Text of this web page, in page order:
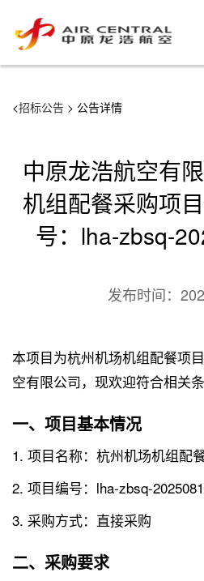
用户案例
联系我们
<招标公告 > 公告详情
中原龙浩航空有
机组配餐采购项
号：lha-zbsq-
发布时间：
本项目为杭州机场机组配餐项
空有限公司，现欢迎符合相关
一、项目基本情况
1. 项目名称：杭州机场机组配
2. 项目编号：lha-zbsq-
3. 采购方式：直接采购
二、采购要求